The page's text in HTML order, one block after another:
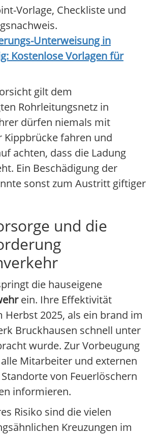
Vorlage, Checkliste und
Unterweisung in
Kostenlose Vorlagen für
gilt dem
Rohrleitungsnetz in
dürfen niemals mit
Kippbrücke fahren und
achten, dass die Ladung
Ein Beschädigung der
sonst zum Austritt giftiger
und die
die hauseigene
ein. Ihre Effektivität
Herbst 2025, als ein brand im
Bruckhausen schnell unter
wurde. Zur Vorbeugung
Mitarbeiter und externen
von Feuerlöschern
informieren.
Risiko sind die vielen
Kreuzungen im